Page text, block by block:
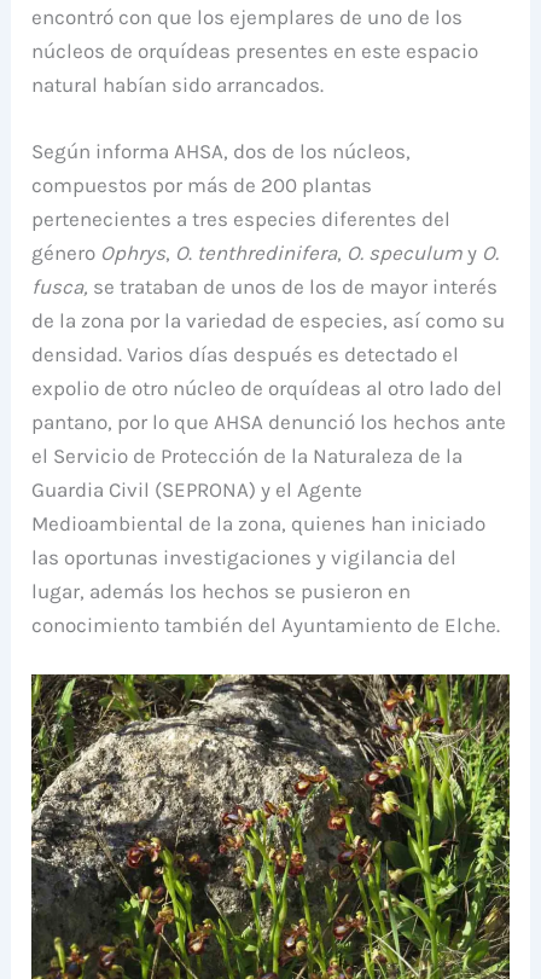
encontró con que los ejemplares de uno de los
núcleos de orquídeas presentes en este espacio
natural habían sido arrancados.
Según informa AHSA, dos de los núcleos,
compuestos por más de 200 plantas
pertenecientes a tres especies diferentes del
género Ophrys, O. tenthredinifera, O. speculumy O.
fusca, se trataban de unos de los de mayor interés
de la zona por la variedad de especies, así como su
densidad. Varios días después es detectado el
expolio de otro núcleo de orquídeas al otro lado del
pantano, por lo que AHSA denunció los hechos ante
el Servicio de Protección de la Naturaleza de la
Guardia Civil (SEPRONA) y el Agente
Medioambiental de la zona, quienes han iniciado
las oportunas investigaciones y vigilancia del
lugar, además los hechos se pusieron en
conocimiento también del Ayuntamiento de Elche.